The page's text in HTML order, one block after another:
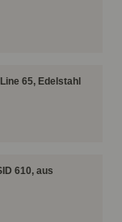
65, Edelstahl
610, aus